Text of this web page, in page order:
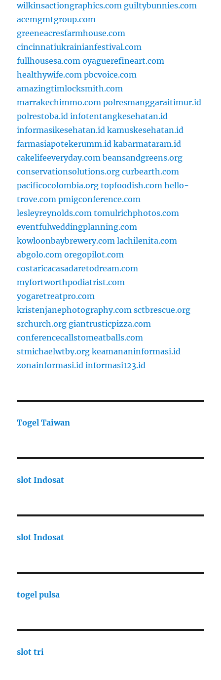
wilkinsactiongraphics.com guiltybunnies.com
acemgmtgroup.com
greeneacresfarmhouse.com
cincinnatiukrainianfestival.com
fullhousesa.com oyaguerefineart.com
healthywife.com pbcvoice.com
amazingtimlocksmith.com
marrakechimmo.com polresmanggaraitimur.id
polrestoba.id infotentangkesehatan.id
informasikesehatan.id kamuskesehatan.id
farmasiapotekerumm.id kabarmataram.id
cakelifeeveryday.com beansandgreens.org
conservationsolutions.org curbearth.com
pacificocolombia.org topfoodish.com hello-
trove.com pmigconference.com
lesleyreynolds.com tomulrichphotos.com
eventfulweddingplanning.com
kowloonbaybrewery.com lachilenita.com
abgolo.com oregopilot.com
costaricacasadaretodream.com
myfortworthpodiatrist.com
yogaretreatpro.com
kristenjanephotography.com sctbrescue.org
srchurch.org giantrusticpizza.com
conferencecallstomeatballs.com
stmichaelwtby.org keamananinformasi.id
zonainformasi.id informasi123.id
Togel Taiwan
slot Indosat
slot Indosat
togel pulsa
slot tri